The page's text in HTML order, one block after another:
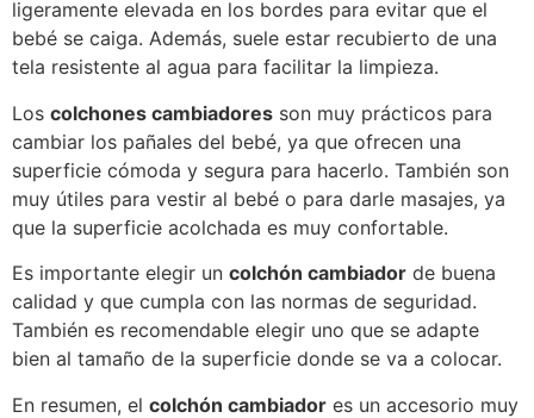
ligeramente elevada en los bordes para evitar que el
bebé se caiga. Además, suele estar recubierto de una
tela resistente al agua para facilitar la limpieza.
Los colchones cambiadores son muy prácticos para
cambiar los pañales del bebé, ya que ofrecen una
superficie cómoda y segura para hacerlo. También son
muy útiles para vestir al bebé o para darle masajes, ya
que la superficie acolchada es muy confortable.
Es importante elegir un colchón cambiador de buena
calidad y que cumpla con las normas de seguridad.
También es recomendable elegir uno que se adapte
bien al tamaño de la superficie donde se va a colocar.
En resumen, el colchón cambiador es un accesorio muy